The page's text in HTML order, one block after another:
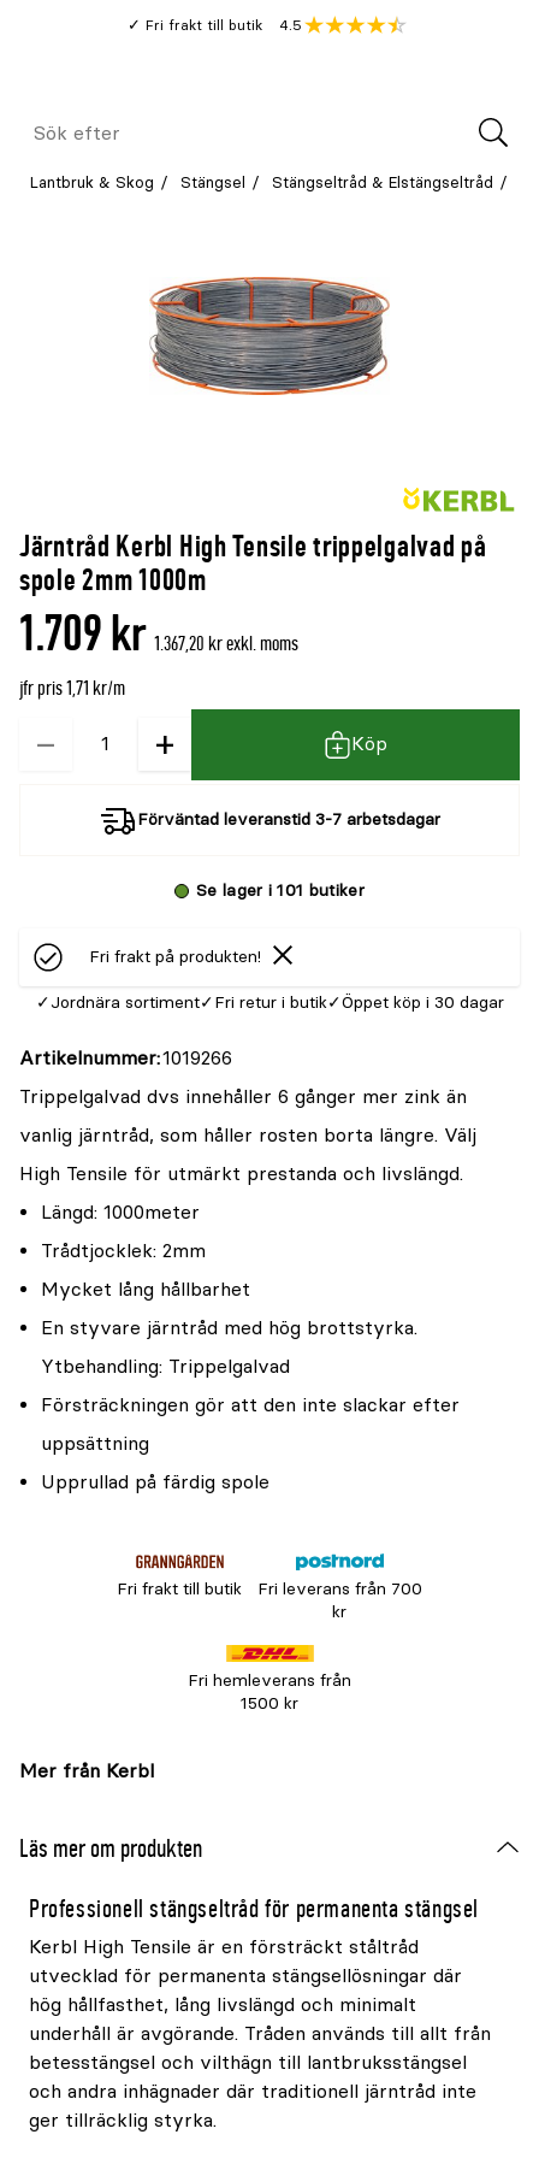
Fri frakt till butik
Genomsnitt
4.5
Meny
Sök
Lantbruk & Skog Stängsel Stängseltråd & Elstängseltråd
Järntråd Kerbl High Tensile trippelgalvad på
spole 2mm 1000m
1.709 kr 1.367,20 kr exkl. moms
jfr pris 1,71 kr/m
−
Kvantitet + Köp
Förväntad leveranstid 3-7 arbetsdagar
Se lager i 101 butiker
Fri frakt på produkten!
Jordnära sortiment Fri retur i butik Öppet köp i 30 dagar
Artikelnummer 1019266
Trippelgalvad dvs innehåller 6 gånger mer zink än
vanlig järntråd, som håller rosten borta längre. Välj
High Tensile för utmärkt prestanda och livslängd.
Längd: 1000meter
Trådtjocklek: 2mm
Mycket lång hållbarhet
En styvare järntråd med hög brottstyrka.
Ytbehandling: Trippelgalvad
Försträckningen gör att den inte slackar efter
uppsättning
Upprullad på färdig spole
Fri frakt till butik
Fri leverans från 700
kr
Fri hemleverans från
1500 kr
Mer från Kerbl
Läs mer om produkten
Professionell stängseltråd för permanenta stängsel
Kerbl High Tensile är en försträckt ståltråd
utvecklad för permanenta stängsellösningar där
hög hållfasthet, lång livslängd och minimalt
underhåll är avgörande. Tråden används till allt från
betesstängsel och vilthägn till lantbruksstängsel
och andra inhägnader där traditionell järntråd inte
ger tillräcklig styrka.